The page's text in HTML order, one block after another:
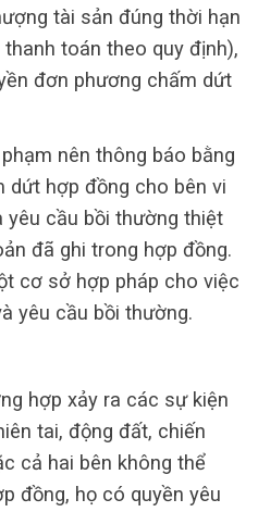
tài sản đúng thời hạn
toán theo quy định),
đơn phương chấm dứt
nên thông báo bằng
dứt hợp đồng cho bên vi
yêu cầu bồi thường thiệt
đã ghi trong hợp đồng.
cơ sở hợp pháp cho việc
yêu cầu bồi thường.
hợp xảy ra các sự kiện
tai, động đất, chiến
cả hai bên không thể
đồng, họ có quyền yêu